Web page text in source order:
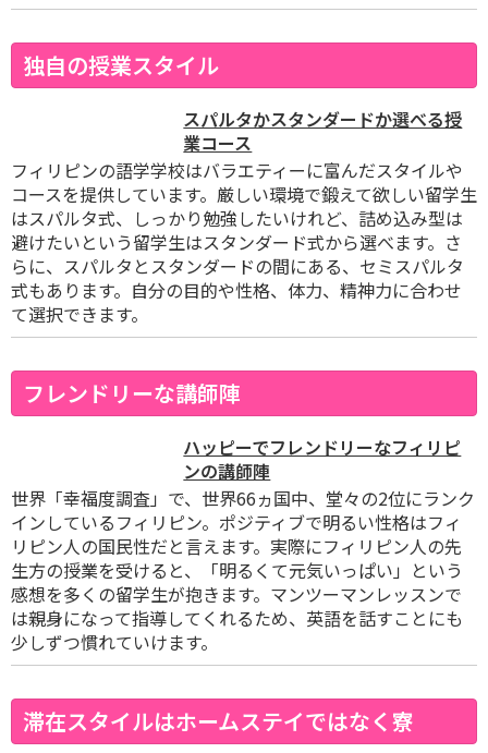
独自の授業スタイル
スパルタかスタンダードか選べる授
業コース
フィリピンの語学学校はバラエティーに富んだスタイルや
コースを提供しています。厳しい環境で鍛えて欲しい留学生
はスパルタ式、しっかり勉強したいけれど、詰め込み型は
避けたいという留学生はスタンダード式から選べます。さ
らに、スパルタとスタンダードの間にある、セミスパルタ
式もあります。自分の目的や性格、体力、精神力に合わせ
て選択できます。
フレンドリーな講師陣
ハッピーでフレンドリーなフィリピ
ンの講師陣
世界「幸福度調査」で、世界66ヵ国中、堂々の2位にランク
インしているフィリピン。ポジティブで明るい性格はフィ
リピン人の国民性だと言えます。実際にフィリピン人の先
生方の授業を受けると、「明るくて元気いっぱい」という
感想を多くの留学生が抱きます。マンツーマンレッスンで
は親身になって指導してくれるため、英語を話すことにも
少しずつ慣れていけます。
滞在スタイルはホームステイではなく寮